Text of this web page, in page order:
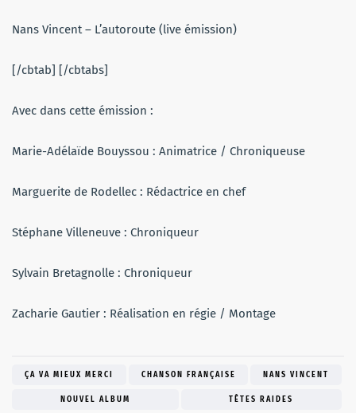
Nans Vincent – L’autoroute (live émission)
[/cbtab] [/cbtabs]
Avec dans cette émission :
Marie-Adélaïde Bouyssou : Animatrice / Chroniqueuse
Marguerite de Rodellec : Rédactrice en chef
Stéphane Villeneuve : Chroniqueur
Sylvain Bretagnolle : Chroniqueur
Zacharie Gautier : Réalisation en régie / Montage
ÇA VA MIEUX MERCI CHANSON FRANÇAISE NANS VINCENT
NOUVEL ALBUM TÊTES RAIDES